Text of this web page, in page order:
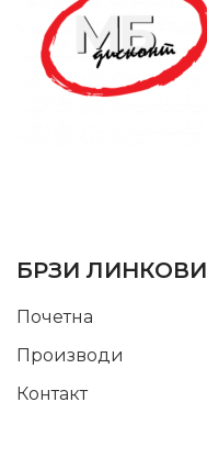
БРЗИ ЛИНКОВИ
Почетна
Производи
Контакт